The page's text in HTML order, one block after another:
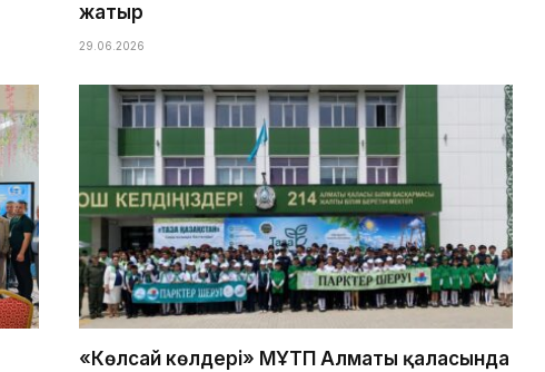
жатыр
29.06.2026
«Көлсай көлдері» МҰТП Алматы қаласында